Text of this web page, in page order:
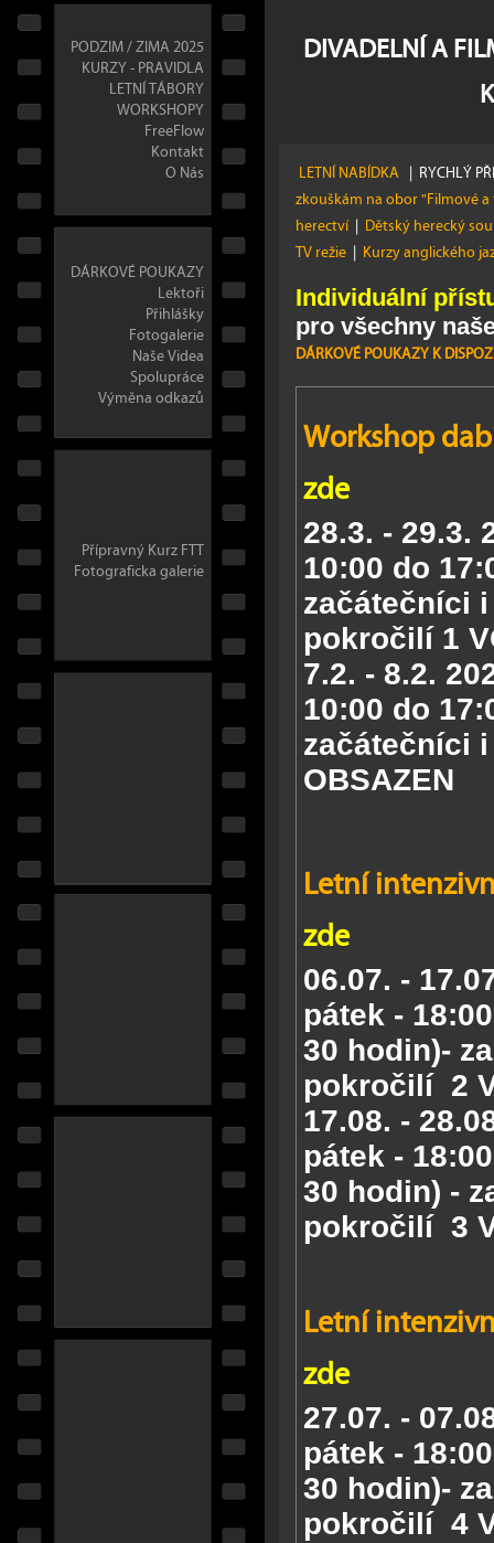
PODZIM / ZIMA 2025
KURZY - PRAVIDLA
LETNÍ TÁBORY
WORKSHOPY
FreeFlow
Kontakt
O Nás
DÁRKOVÉ POUKAZY
Lektoři
Přihlášky
Fotogalerie
Naše Videa
Spolupráce
Výměna odkazů
Přípravný Kurz FTT
Fotograficka galerie
DIVADELNÍ A
LETNÍ NABÍDKA | RYCHLÝ
zkouškám na obor "Filmové
herectví | Dětský herecký
TV režie | Kurzy anglického
Individuální
pro všechny
DÁRKOVÉ POUKAZY K
Workshop
zde
28.3. - 29.3.
10:00 do
začátečníci i
pokročilí 1
7.2. - 8.2.
10:00 do
začátečníci
OBSAZEN
Letní
zde
06.07. -
pátek -
30 hodin)-
pokročilí 2
17.08. -
pátek -
30 hodin) -
pokročilí 3
Letní
zde
27.07. -
pátek -
30 hodin)-
pokročilí 4